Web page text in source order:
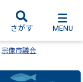
さがす MENU
宗像市議会